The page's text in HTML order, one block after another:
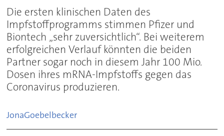
Die ersten klinischen Daten des
Impfstoffprogramms stimmen Pfizer und
Biontech „sehr zuversichtlich“. Bei weiterem
erfolgreichen Verlauf könnten die beiden
Partner sogar noch in diesem Jahr 100 Mio.
Dosen ihres mRNA-Impfstoffs gegen das
Coronavirus produzieren.
JonaGoebelbecker